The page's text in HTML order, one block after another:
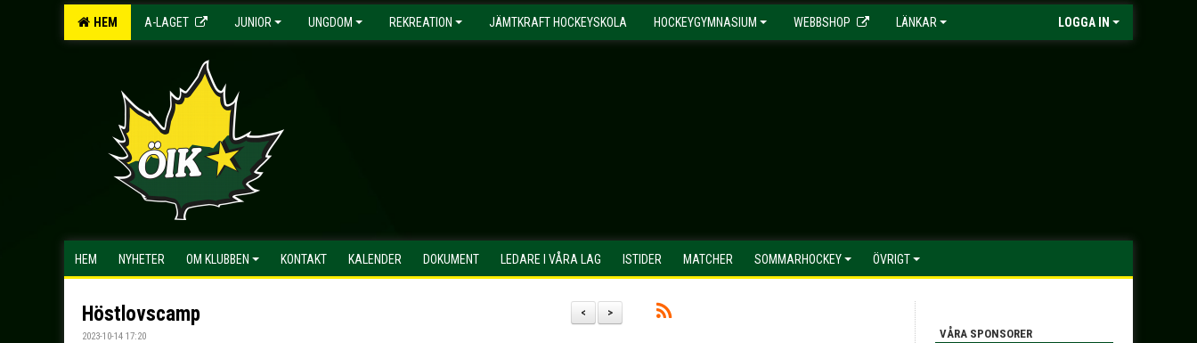
HEM A-LAGET JUNIOR UNGDOM REKREATION JÄMTKRAFT HOCKEYSKOLA HOCKEYGYMNASIUM WEBBSHOP LÄNKAR LOGGA IN
HEM NYHETER OM KLUBBEN KONTAKT KALENDER DOKUMENT LEDARE I VÅRA LAG ISTIDER MATCHER SOMMARHOCKEY ÖVRIGT
>
<
Höstlovscamp
2023-10-14 17:20 VÅRA SPONSORER